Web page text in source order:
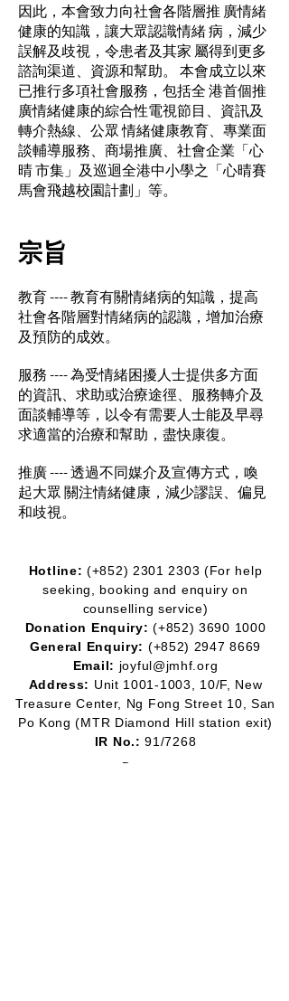
因此，本會致力向社會各階層推 廣情緒
健康的知識，讓大眾認識情緒 病，減少
誤解及歧視，令患者及其家 屬得到更多
諮詢渠道、資源和幫助。 本會成立以來
已推行多項社會服務，包括全 港首個推
廣情緒健康的綜合性電視節目、資訊及
轉介熱線、公眾 情緒健康教育、專業面
談輔導服務、商場推廣、社會企業「心
晴 市集」及巡迴全港中小學之「心晴賽
馬會飛越校園計劃」等。
宗旨
教育 ---- 教育有關情緒病的知識，提高
社會各階層對情緒病的認識，增加治療
及預防的成效。
服務 ---- 為受情緒困擾人士提供多方面
的資訊、求助或治療途徑、服務轉介及
面談輔導等，以令有需要人士能及早尋
求適當的治療和幫助，盡快康復。
​推廣 ---- 透過不同媒介及宣傳方式，喚
起大眾 關注情緒健康，減少謬誤、偏見
和歧視。
Hotline: (+852) 2301 2303 (For help
seeking, booking and enquiry on
counselling service)
Donation Enquiry: (+852)3690 1000
General Enquiry: (+852) 2947 8669
Email: joyful@jmhf.org
Address: Unit 1001-1003
, 10/F, New
Treasure Center, Ng Fong Street 10, San
Po Kong(MTR Diamond Hill station exit)
IR No.: 91/7268
Partner